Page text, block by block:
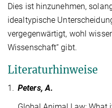
Dies ist hinzunehmen,
idealtypische
vergegenwärtigt, wohl
Wissenschaft“ gibt.
Literaturhinweise
1. Peters, A.